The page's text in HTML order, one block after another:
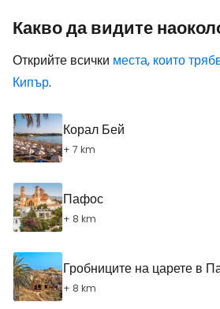
Какво да видите
Открийте всички места, които
Кипър.
Корал Бей
+ 7 km
Пафос
+ 8 km
Гробниците на царете в
+ 8 km